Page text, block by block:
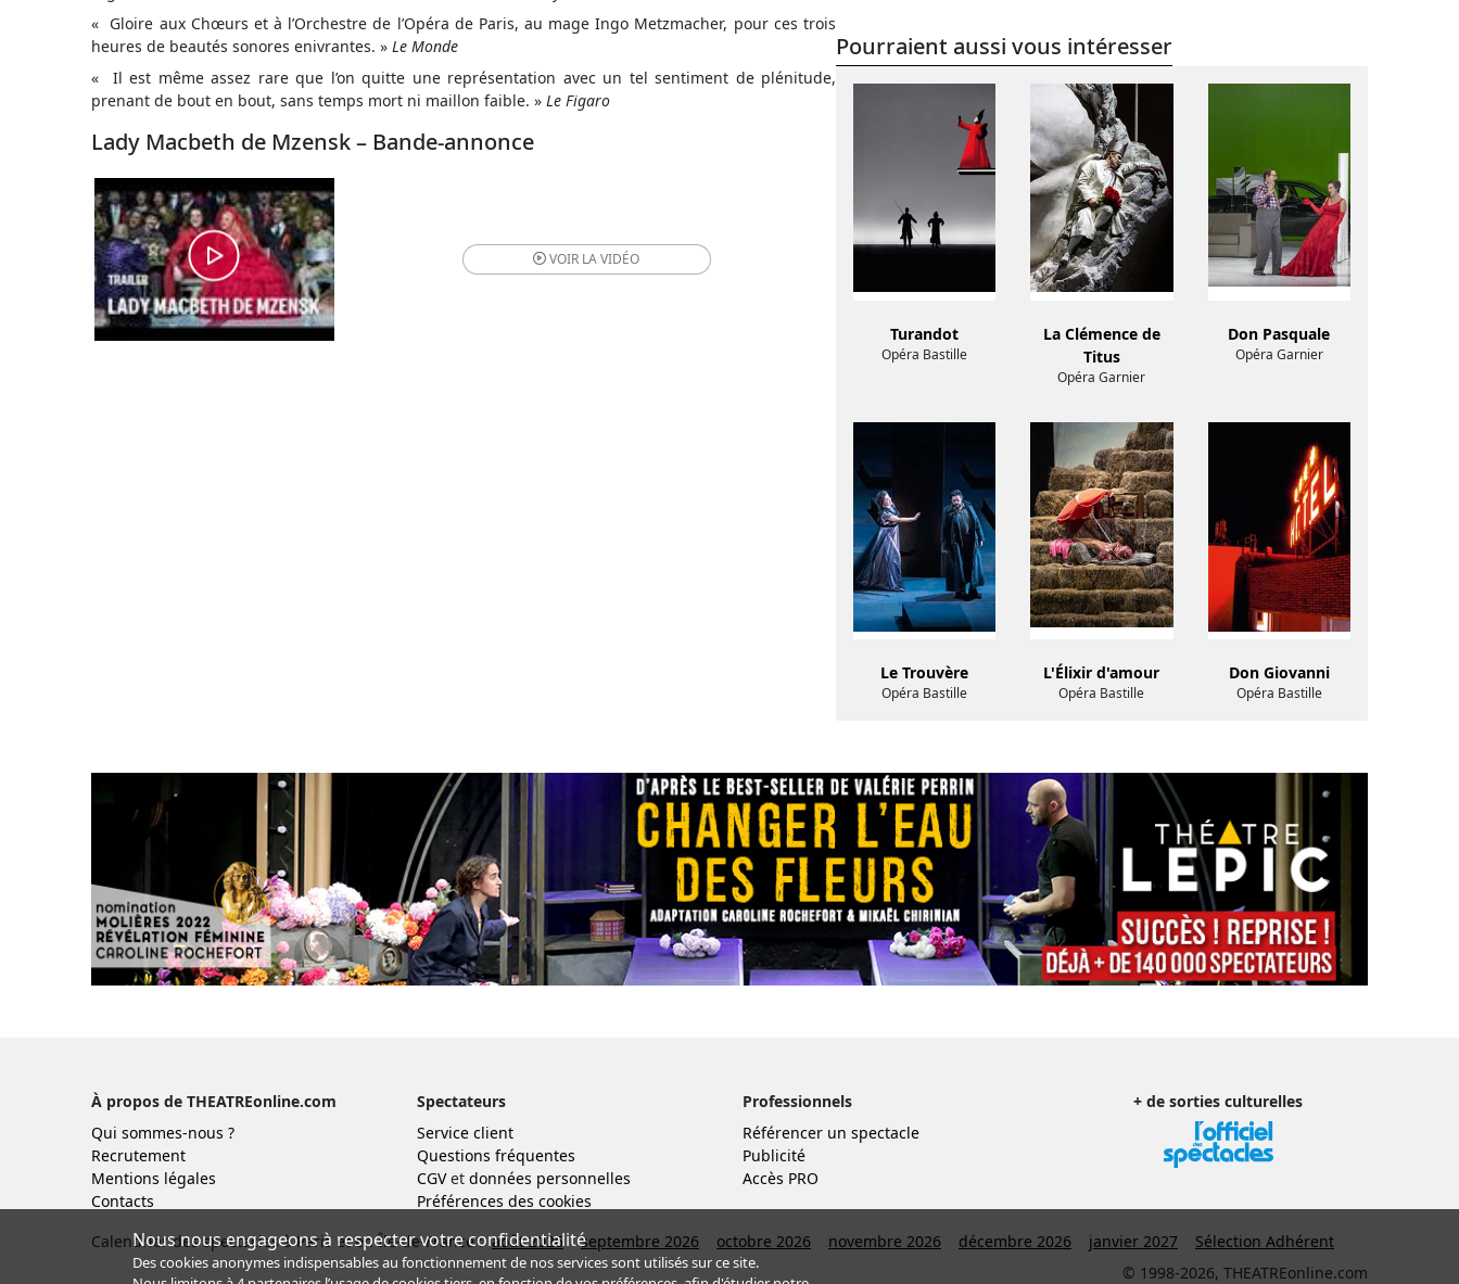
« Gloire aux Chœurs et à l’Orchestre de l’Opéra de Paris, au mage Ingo Metzmacher, pour ces trois
heures de beautés sonores enivrantes. » Le Monde
« Il est même assez rare que l’on quitte une représentation avec un tel sentiment de plénitude,
prenant de bout en bout, sans temps mort ni maillon faible. » Le Figaro
Lady Macbeth de Mzensk – Bande-annonce
VOIR LAVIDÉO
Pourraient aussi vous intéresser
Turandot
Opéra Bastille
La Clémence de
Titus
Opéra Garnier
Don Pasquale
Opéra Garnier
Le Trouvère
Opéra Bastille
L'Élixir d'amour
Opéra Bastille
Don Giovanni
Opéra Bastille
À propos de THEATREonline.com
Qui sommes-nous ?
Recrutement
Mentions légales
Contacts
Spectateurs
Service client
Questions fréquentes
CGVet données personnelles
Préférences des cookies
Professionnels
Référencer un spectacle
Publicité
Accès PRO
+ de sorties culturelles
Calendrier des spectacles à Paris et en Île-de-France : août 2026 septembre 2026 octobre 2026 novembre 2026 décembre 2026 janvier 2027
Sélection Adhérent
© 1998-2026, THEATREonline.com
Nous nous engageons à respecter votre confidentialité
Des cookies anonymes indispensables au fonctionnement de nos services sont utilisés sur ce site.